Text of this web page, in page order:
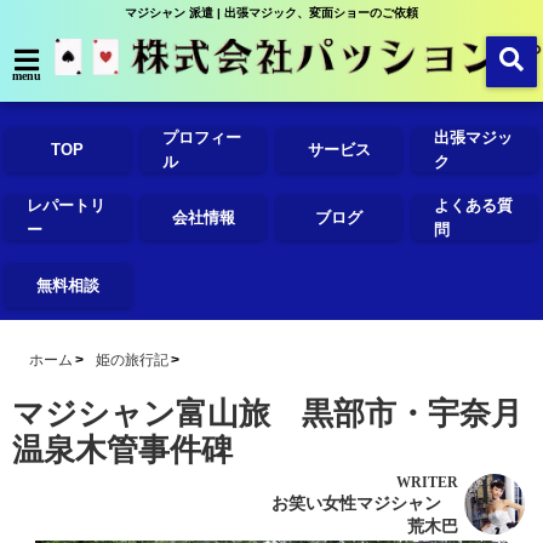
マジシャン 派遣 | 出張マジック、変面ショーのご依頼
menu
TOP
プロフィー
ル
サービス
出張マジッ
ク
レパートリ
ー
会社情報 ブログ
よくある質
問
無料相談
ホーム 姫の旅行記
マジシャン富山旅 黒部市・宇奈月
温泉木管事件碑
WRITER
お笑い女性マジシャン
荒木巴